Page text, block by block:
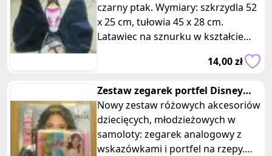
czarny ptak. Wymiary: szkrzydla 52
x 25 cm, tułowia 45 x 28 cm.
Latawiec na sznurku w kształcie
ptaka zapewni Ci niezapomniane
14,00 zł
Zestaw zegarek portfel Disney
Violetta
Nowy zestaw różowych akcesoriów
dziecięcych, młodzieżowych w
samoloty: zegarek analogowy z
wskazówkami i portfel na rzepy.